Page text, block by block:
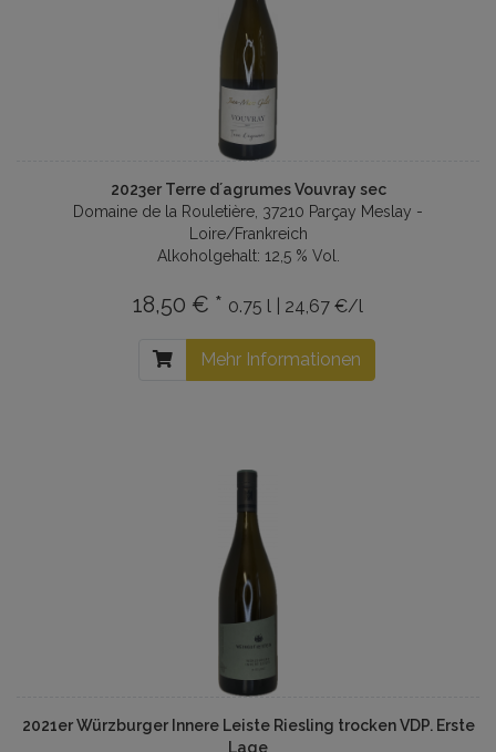
2023er Terre d´agrumes Vouvray sec
Domaine de la Rouletière, 37210 Parçay Meslay -
Loire/Frankreich
Alkoholgehalt: 12,5 % Vol.
18,50 € * 0.75 l | 24,67 €/l
Mehr Informationen
2021er Würzburger Innere Leiste Riesling trocken VDP. Erste
Lage